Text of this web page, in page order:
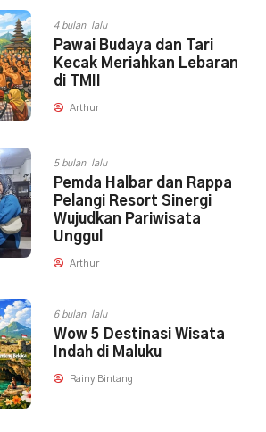
4 bulan lalu
Pawai Budaya dan Tari
Kecak Meriahkan Lebaran
di TMII
Arthur
5 bulan lalu
Pemda Halbar dan Rappa
Pelangi Resort Sinergi
Wujudkan Pariwisata
Unggul
Arthur
6 bulan lalu
Wow 5 Destinasi Wisata
Indah di Maluku
Rainy Bintang